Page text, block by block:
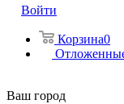
Войти
Корзина0
Ваш город